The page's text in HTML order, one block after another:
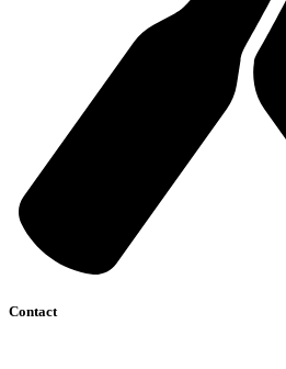
Contact